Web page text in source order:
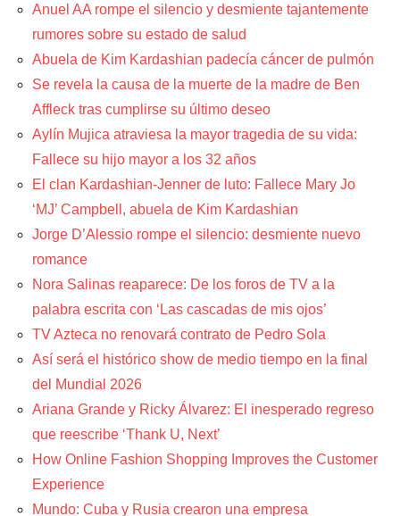
Anuel AA rompe el silencio y desmiente tajantemente
rumores sobre su estado de salud
Abuela de Kim Kardashian padecía cáncer de pulmón
Se revela la causa de la muerte de la madre de Ben
Affleck tras cumplirse su último deseo
Aylín Mujica atraviesa la mayor tragedia de su vida:
Fallece su hijo mayor a los 32 años
El clan Kardashian-Jenner de luto: Fallece Mary Jo
‘MJ’ Campbell, abuela de Kim Kardashian
Jorge D’Alessio rompe el silencio: desmiente nuevo
romance
Nora Salinas reaparece: De los foros de TV a la
palabra escrita con ‘Las cascadas de mis ojos’
TV Azteca no renovará contrato de Pedro Sola
Así será el histórico show de medio tiempo en la final
del Mundial 2026
Ariana Grande y Ricky Álvarez: El inesperado regreso
que reescribe ‘Thank U, Next’
How Online Fashion Shopping Improves the Customer
Experience
Mundo: Cuba y Rusia crearon una empresa